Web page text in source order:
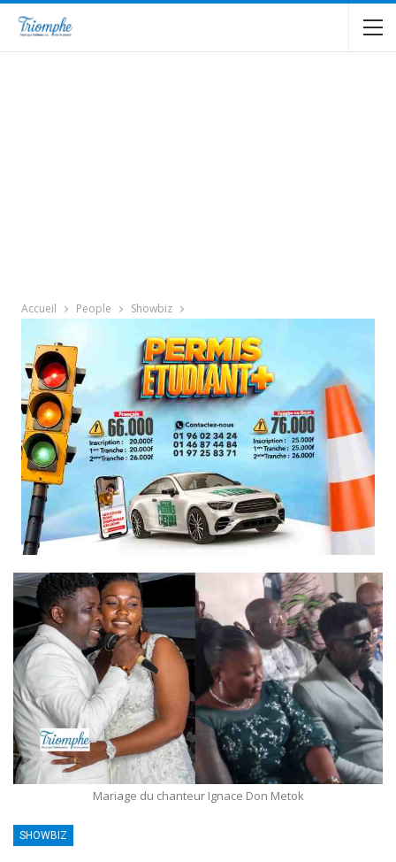
Accueil People Showbiz
Mariage du chanteur Ignace Don Metok
SHOWBIZ